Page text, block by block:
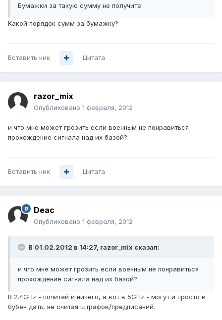
Бумажки за такую сумму не получите.
Какой порядок сумм за бумажку?
Вставить ник Цитата
razor_mix
Опубликовано 1 февраля, 2012
и что мне может грозить если военным не понравиться
прохождение сигнала над их базой?
Вставить ник Цитата
Deac
Опубликовано 1 февраля, 2012
В 01.02.2012 в 14:27, razor_mix сказал:
и что мне может грозить если военным не понравиться
прохождение сигнала над их базой?
В 2.4GHz - почитай и ничего, а вот в 5GHz - могут и просто в
бубен дать, не считая штрафов/предписаний.